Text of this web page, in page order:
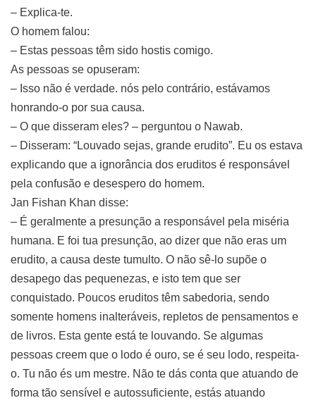
– Explica-te.
O homem falou:
– Estas pessoas têm sido hostis comigo.
As pessoas se opuseram:
– Isso não é verdade. nós pelo contrário, estávamos
honrando-o por sua causa.
– O que disseram eles? – perguntou o Nawab.
– Disseram: “Louvado sejas, grande erudito”. Eu os estava
explicando que a ignorância dos eruditos é responsável
pela confusão e desespero do homem.
Jan Fishan Khan disse:
– É geralmente a presunção a responsável pela miséria
humana. E foi tua presunção, ao dizer que não eras um
erudito, a causa deste tumulto. O não sê-lo supõe o
desapego das pequenezas, e isto tem que ser
conquistado. Poucos eruditos têm sabedoria, sendo
somente homens inalteráveis, repletos de pensamentos e
de livros. Esta gente está te louvando. Se algumas
pessoas creem que o lodo é ouro, se é seu lodo, respeita-
o. Tu não és um mestre. Não te dás conta que atuando de
forma tão sensível e autossuficiente, estás atuando